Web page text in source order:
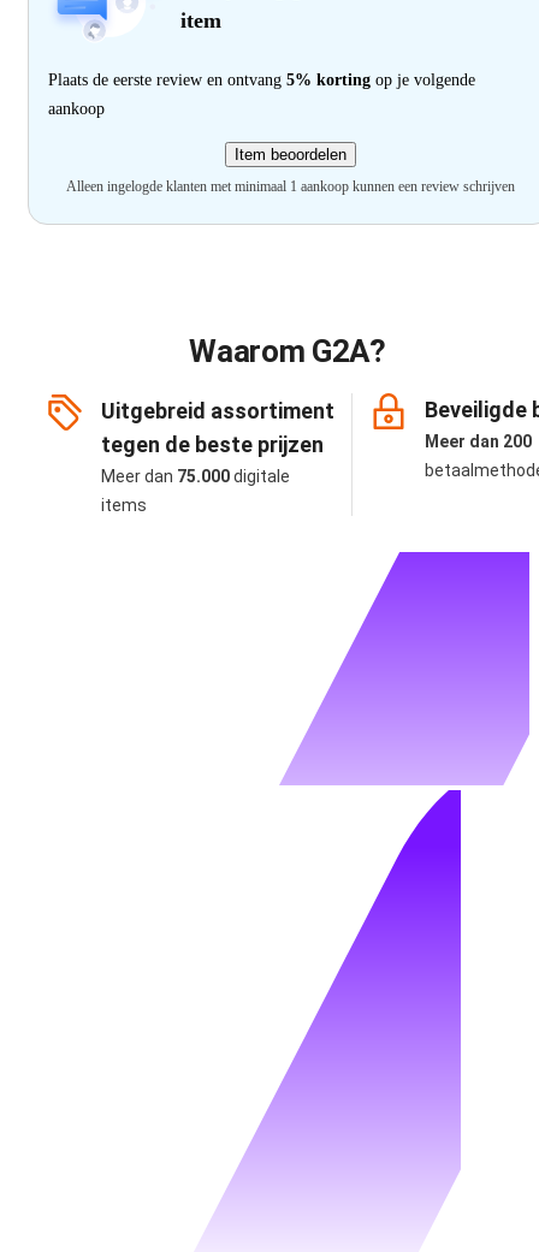
item
Plaats de eerste review en ontvang 5% korting op je volgende
aankoop
Item beoordelen
Alleen ingelogde klanten met minimaal 1 aankoop kunnen een review schrijven
Waarom G2A?
Uitgebreid assortiment
tegen de beste prijzen
Meer dan 75.000digitale
items
Beveiligde
Meer dan 200